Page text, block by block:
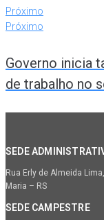
Próximo
Próximo
Governo inicia
de trabalho no
SEDE
Rua Erly de Almeida
Maria – RS
SEDE CAMPESTRE